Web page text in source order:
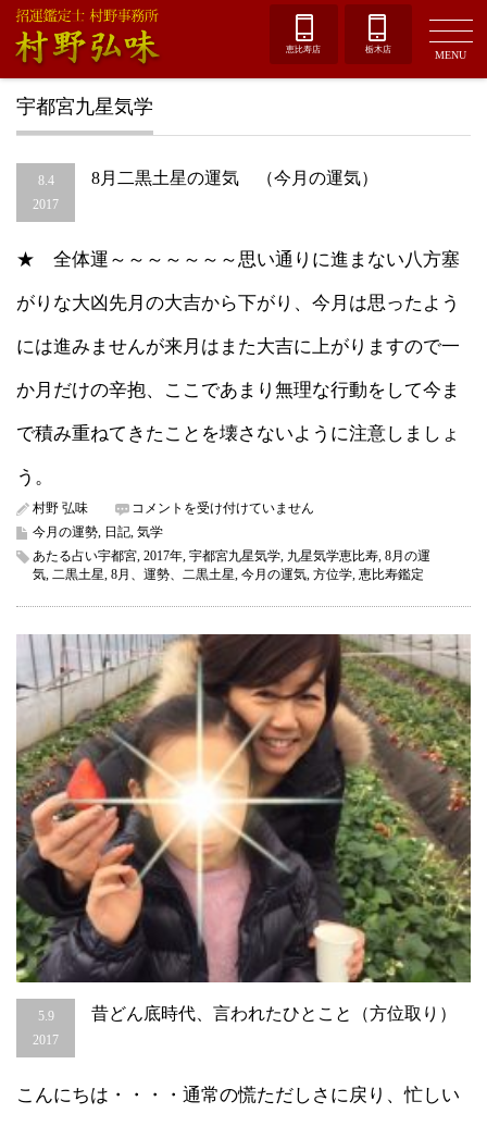
恵比寿店 栃木店 MENU
宇都宮九星気学
8.4
2017
8月二黒土星の運気 （今月の運気）
★ 全体運～～～～～～～思い通りに進まない八方塞
がりな大凶先月の大吉から下がり、今月は思ったよう
には進みませんが来月はまた大吉に上がりますので一
か月だけの辛抱、ここであまり無理な行動をして今ま
で積み重ねてきたことを壊さないように注意しましょ
う。
村野 弘味
8
月
二
黒
土
運
気
（今
月
の
運
気）
は
コメントを受け付けていません
今月の運勢 日記 気学
あたる占い宇都宮 2017年 宇都宮九星気学 九星気学恵比寿 8月の運
気 二黒土星 8月、運勢、二黒土星 今月の運気 方位学 恵比寿鑑定
5.9
2017
昔どん底時代、言われたひとこと（方位取り）
こんにちは・・・・通常の慌ただしさに戻り、忙しい